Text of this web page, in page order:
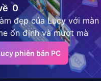
0
đẹp của Lucy với màn
ổn định và mượt mà
phiên bản PC